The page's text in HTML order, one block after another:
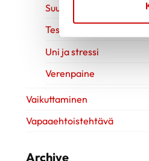
Suun terveys
Testit
Uni ja stressi
Verenpaine
Vaikuttaminen
Vapaaehtoistehtävä
Archive